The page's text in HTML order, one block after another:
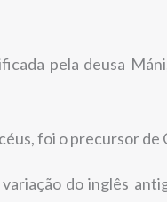
pela deusa
foi o precursor de
do inglês